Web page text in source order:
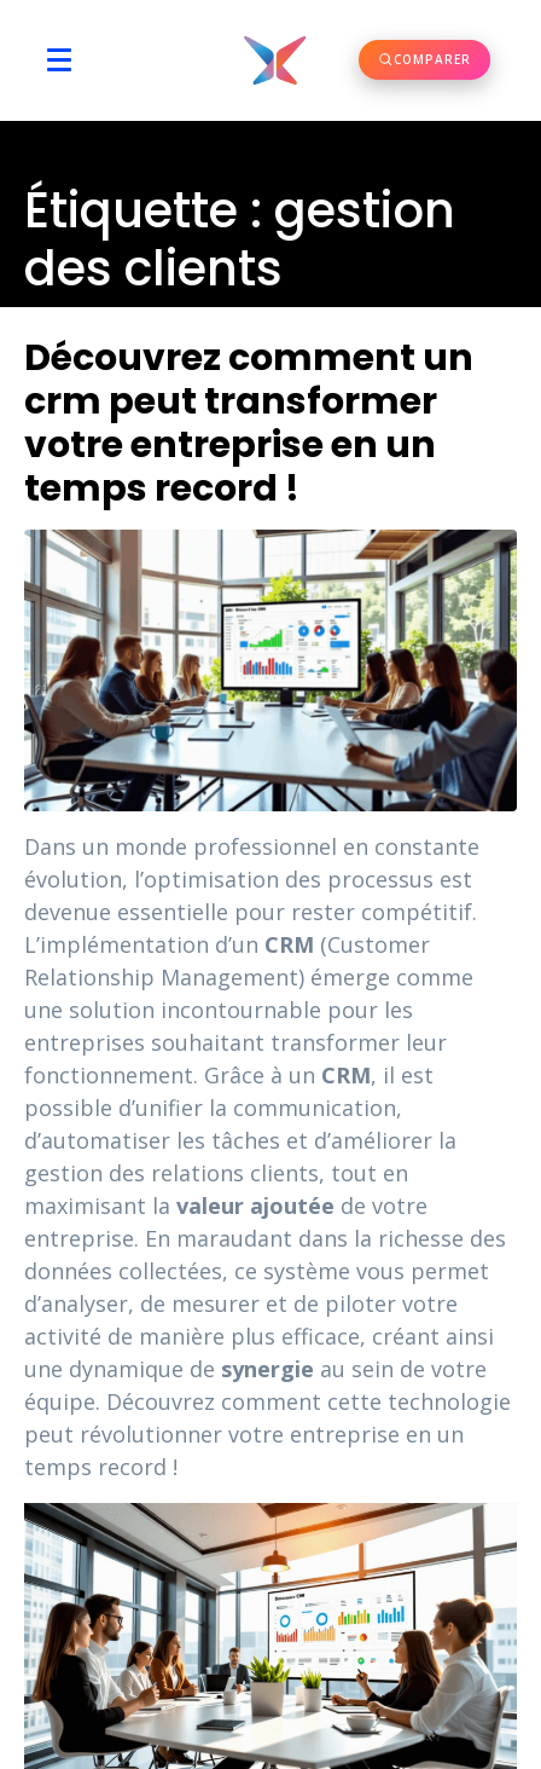
COMPARER
Étiquette : gestion
des clients
Découvrez comment un
crm peut transformer
votre entreprise en un
temps record !
Dans un monde professionnel en constante
évolution, l’optimisation des processus est
devenue essentielle pour rester compétitif.
L’implémentation d’un CRM (Customer
Relationship Management) émerge comme
une solution incontournable pour les
entreprises souhaitant transformer leur
fonctionnement. Grâce à un CRM, il est
possible d’unifier la communication,
d’automatiser les tâches et d’améliorer la
gestion des relations clients, tout en
maximisant la valeur ajoutée de votre
entreprise. En maraudant dans la richesse des
données collectées, ce système vous permet
d’analyser, de mesurer et de piloter votre
activité de manière plus efficace, créant ainsi
une dynamique de synergie au sein de votre
équipe. Découvrez comment cette technologie
peut révolutionner votre entreprise en un
temps record !